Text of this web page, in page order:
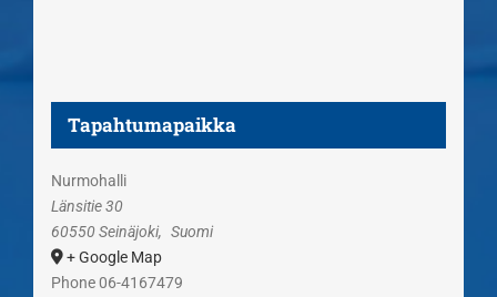
Tapahtumapaikka
Nurmohalli
Länsitie 30
60550 Seinäjoki, Suomi
+ Google Map
Phone 06-4167479